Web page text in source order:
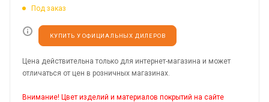
Под заказ
КУПИТЬ У ОФИЦИАЛЬНЫХ ДИЛЕРОВ
Цена действительна только для интернет-магазина и может
отличаться от цен в розничных магазинах.
Внимание! Цвет изделий и материалов покрытий на сайте